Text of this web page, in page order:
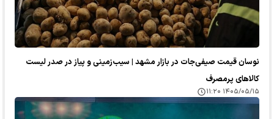
نوسان قیمت صیفی‌جات در بازار مشهد | سیب‌زمینی و پیاز در صدر لیست
کالا‌های پرمصرف
۱۴۰۵/۰۵/۱۵ ۱۱:۲۰